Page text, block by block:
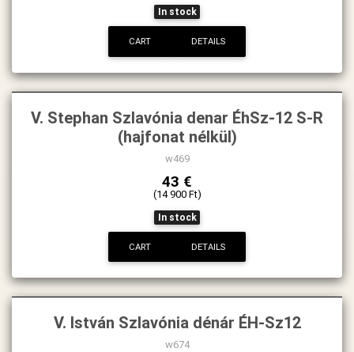
In stock
CART DETAILS
V. Stephan Szlavónia denar ÉhSz-12 S-R
(hajfonat nélkül)
w469
43 €
(14 900 Ft)
In stock
CART DETAILS
V. István Szlavónia dénár ÉH-Sz12
w674